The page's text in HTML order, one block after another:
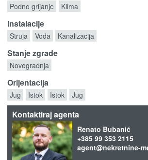
Podno grijanje Klima
Instalacije
Struja Voda Kanalizacija
Stanje zgrade
Novogradnja
Orijentacija
Jug Istok Istok Jug
Kontaktiraj agenta
Renato Bubanić
+385 99 353 2115
agent@nekretnine-